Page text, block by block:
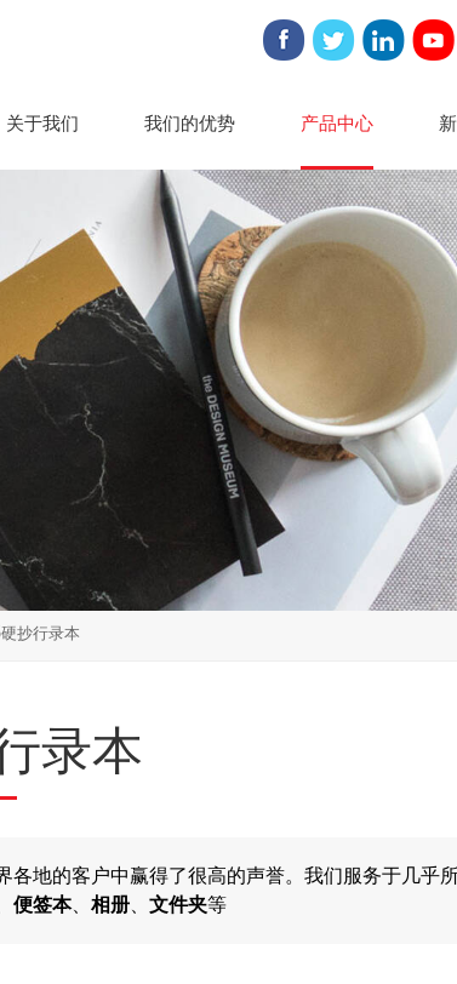
关于我们 我们的优势 产品中心
抄行录本
录本
各地的客户中赢得了很高的声誉。我们服务于几乎
便签本、 相册、 文件夹等